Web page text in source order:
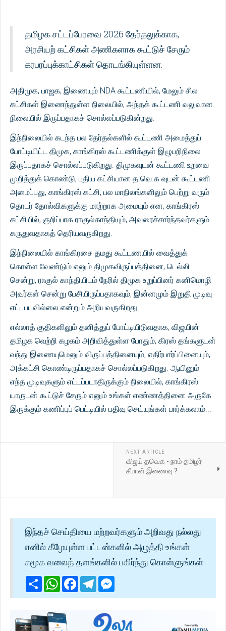
தமிழக சட்டப்பேரவை 2026 தேர்தலுக்காக,
அரசியற் கட்சிகள் அணிகளாக கூட்டுச் சேரும்
கரபரப்புக்காட்சிகள் தொடங்கியுள்ளன.
அதிமுக, பாஜக, இணையும் NDA கூட்டணியில், மேலும் சில
கட்சிகள் இணைந்துள்ள நிலையில், அந்தக் கூட்டணி வலுவான
நிலையில் இருப்பதாகச் சொல்லப்படுகின்றது.
இந்நிலையில் கடந்த பல தேர்தல்களில் கூட்டணி அமைத்துப்
போட்டியிட்ட திமுக, காங்கிரஸ் கூட்டணிக்குள் இழுபறிநிலை
இருப்பதாகச் சொல்லப்படுகிறது. திமுகவுடன் கூட்டணி உறவை
முறித்துக் கொண்டு, புதிய கட்சியான த.வெ.க வுடன் கூட்டணி
அமைப்பது, காங்கிரஸ் கட்சி, பல மாநிலங்களிலும் பெற்று வரும்
தொடர் தோல்விகளுக்கு மாற்றாக அமையும் என, காங்கிரஸ்
கட்சியில், குறிப்பாக ராகுல்காந்தியும், அவரைச்சார்ந்தவர்களும்
கருதுவதாகத் தெரியவருகிறது.
இந்நிலையில் காங்கிரசை தமது கூட்டணயில் வைத்துக்
கொள்ள வேண்டும் எனும் திமுகவிருப்பத்தினை, டெல்லி
சென்று, ராகுல் காந்தியிடம் நேரில் திமுக உறுப்பினர் கனிமொழி
அவர்கள் சென்று பேசியிருப்பதாகவும், இன்னமும் இறுதி முடிவு
எட்டபடவில்லை என்றும் அறியவருகிறது.
எல்லாத் குதிகளிலும் தனித்துப் போட்டியிடுவதாக, விஜயின்
தமிழக வெற்றி கழகம் அறிவித்துள்ள போதும், கிரஸ் தங்களுடன்
வந்து இணையுமெனும் விருப்பத்தினையும், எதிர்பார்ப்பினையும்,
அக்கட்சி கொண்டிருப்பதாகச் சொல்லப்படுகிறது. ஆயினும்
எந்த முடிவுகளும் எட்டப்படாதிருக்கும் நிலையில், காங்கிரஸ்
யாருடன் கூட்டுச் சேரும் எனும் உங்கள் எண்ணத்தினை அருகே
இருக்கும் கணிப்புப் பெட்டியில் பதிவு செய்யுங்கள் பார்க்கலாம்...
NEXT ARTICLE
விஜய் தவெக - நாம் தமிழர்
சீமான் இணைவு ?
இந்தச் செய்தியை மற்றவர்களும் அறிவது நல்லது
எனில் கீழேயுள்ள பட்டன்களில் அழுத்தி உங்கள்
சமூக வலைத் தளங்களில் பகிர்ந்து கொள்ளுங்கள்
ShareWhatsApp
Facebook
Telegram